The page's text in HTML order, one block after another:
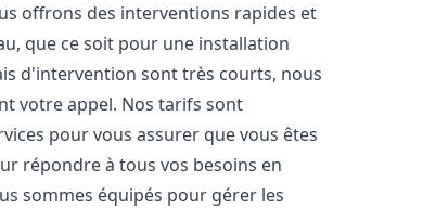
offrons des interventions rapides et
que ce soit pour une installation
d'intervention sont très courts, nous
votre appel. Nos tarifs sont
pour vous assurer que vous êtes
répondre à tous vos besoins en
sommes équipés pour gérer les